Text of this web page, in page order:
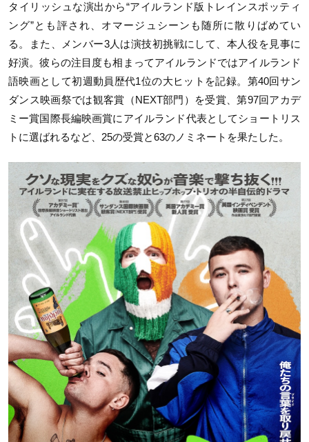
タイリッシュな演出から“アイルランド版トレインスポッティ
ング”とも評され、オマージュシーンも随所に散りばめてい
る。また、メンバー3人は演技初挑戦にして、本人役を見事に
好演。彼らの注目度も相まってアイルランドではアイルランド
語映画として初週動員歴代1位の大ヒットを記録。第40回サン
ダンス映画祭では観客賞（NEXT部門）を受賞、第97回アカデ
ミー賞国際長編映画賞にアイルランド代表としてショートリス
トに選ばれるなど、25の受賞と63のノミネートを果たした。